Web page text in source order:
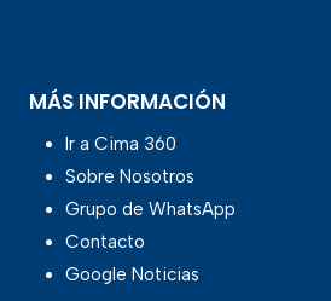
MÁS INFORMACIÓN
Ir a Cima 360
Sobre Nosotros
Grupo de WhatsApp
Contacto
Google Noticias